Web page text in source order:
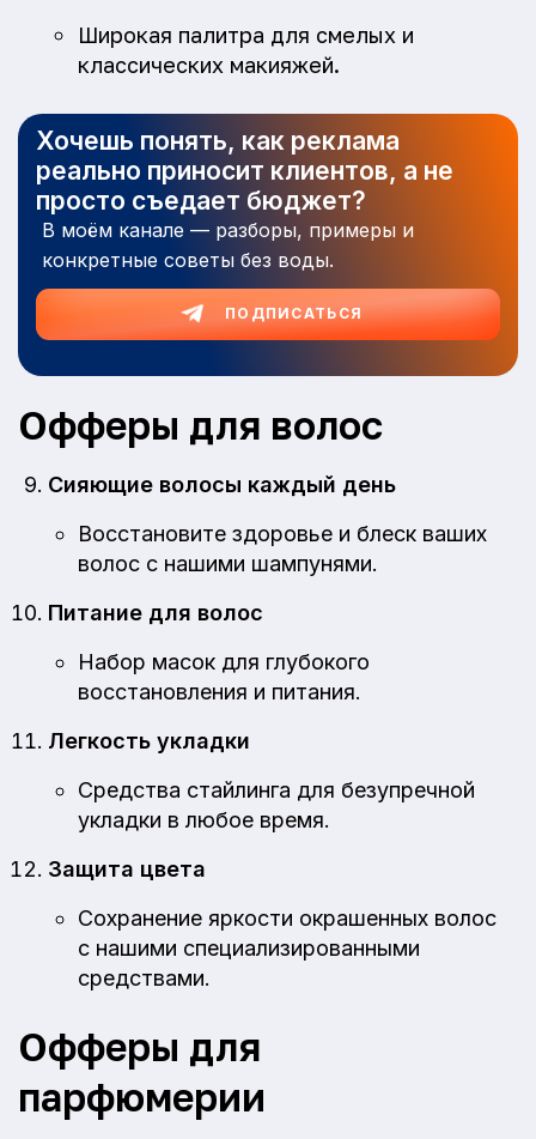
Широкая палитра для смелых и
классических макияжей.
Хочешь понять, как реклама
реально приносит клиентов, а не
просто съедает бюджет?
В моём канале — разборы, примеры и
конкретные советы без воды.
ПОДПИСАТЬСЯ
Офферы для волос
Сияющие волосы каждый день
Восстановите здоровье и блеск ваших
волос с нашими шампунями.
Питание для волос
Набор масок для глубокого
восстановления и питания.
Легкость укладки
Средства стайлинга для безупречной
укладки в любое время.
Защита цвета
Сохранение яркости окрашенных волос
с нашими специализированными
средствами.
Офферы для
парфюмерии